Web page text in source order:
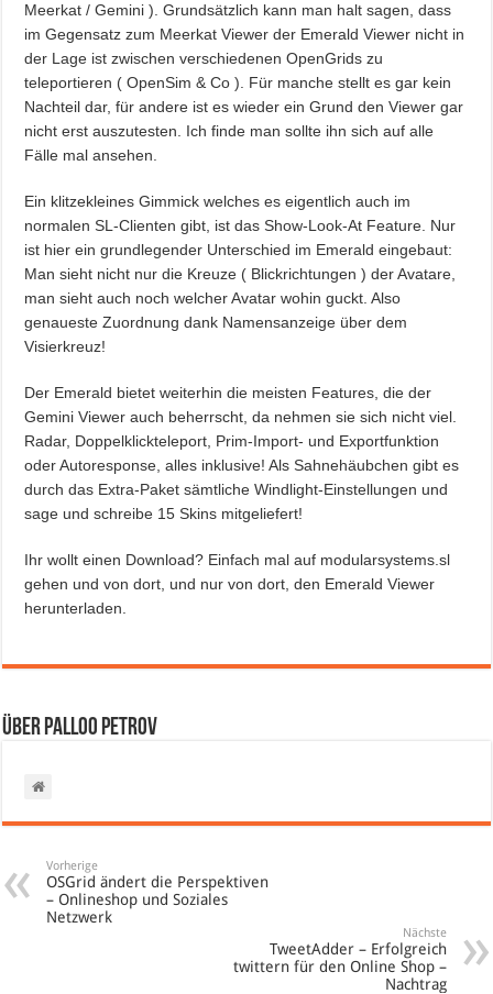
Meerkat / Gemini ). Grundsätzlich kann man halt sagen, dass
im Gegensatz zum Meerkat Viewer der Emerald Viewer nicht in
der Lage ist zwischen verschiedenen OpenGrids zu
teleportieren ( OpenSim & Co ). Für manche stellt es gar kein
Nachteil dar, für andere ist es wieder ein Grund den Viewer gar
nicht erst auszutesten. Ich finde man sollte ihn sich auf alle
Fälle mal ansehen.
Ein klitzekleines Gimmick welches es eigentlich auch im
normalen SL-Clienten gibt, ist das Show-Look-At Feature. Nur
ist hier ein grundlegender Unterschied im Emerald eingebaut:
Man sieht nicht nur die Kreuze ( Blickrichtungen ) der Avatare,
man sieht auch noch welcher Avatar wohin guckt. Also
genaueste Zuordnung dank Namensanzeige über dem
Visierkreuz!
Der Emerald bietet weiterhin die meisten Features, die der
Gemini Viewer auch beherrscht, da nehmen sie sich nicht viel.
Radar, Doppelklickteleport, Prim-Import- und Exportfunktion
oder Autoresponse, alles inklusive! Als Sahnehäubchen gibt es
durch das Extra-Paket sämtliche Windlight-Einstellungen und
sage und schreibe 15 Skins mitgeliefert!
Ihr wollt einen Download? Einfach mal auf modularsystems.sl
gehen und von dort, und nur von dort, den Emerald Viewer
herunterladen.
Über Palloo Petrov
Vorherige
OSGrid ändert die Perspektiven
– Onlineshop und Soziales
Netzwerk
Nächste
TweetAdder – Erfolgreich
twittern für den Online Shop –
Nachtrag